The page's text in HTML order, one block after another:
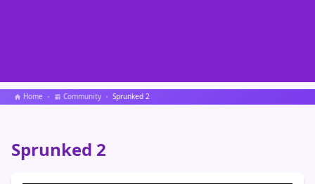
Home Community Sprunked 2
Sprunked 2